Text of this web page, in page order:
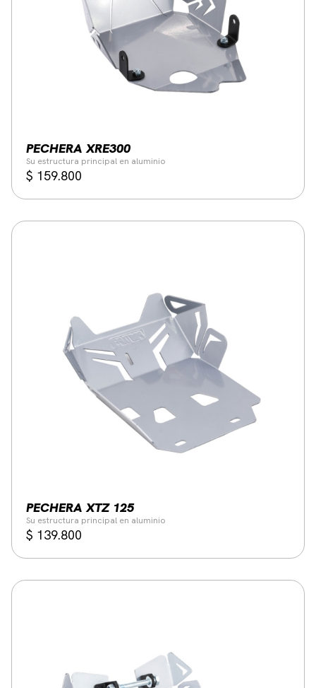
PECHERA XRE300
Su estructura principal en aluminio
$ 159.800
PECHERA XTZ 125
Su estructura principal en aluminio
$ 139.800